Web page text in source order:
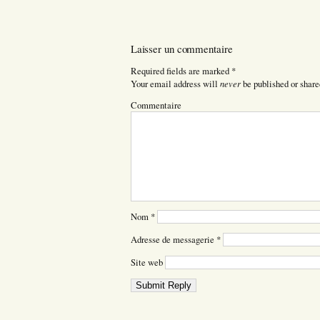
Laisser un commentaire
Required fields are marked *
Your email address will neverbe published or
Commentaire
Nom *
Adresse de messagerie *
Site web